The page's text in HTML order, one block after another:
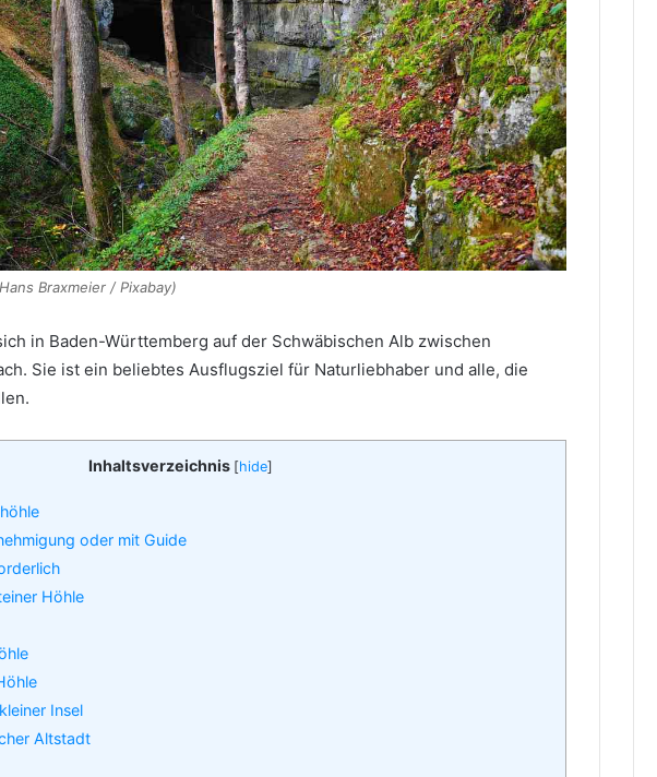
Braxmeier / Pixabay)
in Baden-Württemberg auf der Schwäbischen Alb zwischen
Sie ist ein beliebtes Ausflugsziel für Naturliebhaber und alle, die
Inhaltsverzeichnis [hide]
oder mit Guide
Höhle
Insel
Altstadt